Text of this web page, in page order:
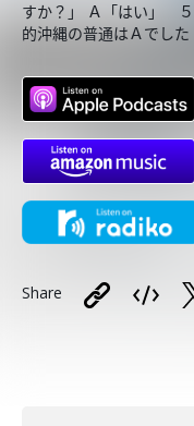
すか？」 Ａ「はい」
的沖縄の普通はＡでした
Share